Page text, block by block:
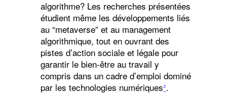
algorithme? Les recherches présentées
étudient même les développements liés
au “metaverse” et au management
algorithmique, tout en ouvrant des
pistes d’action sociale et légale pour
garantir le bien-être au travail y
compris dans un cadre d’emploi dominé
par les technologies numériques².